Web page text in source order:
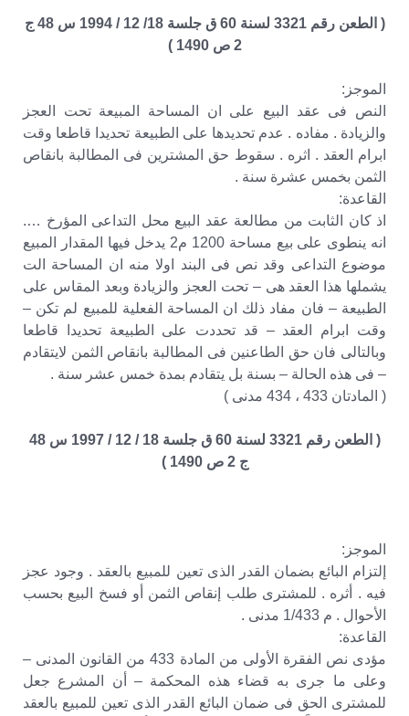
( الطعن رقم 3321 لسنة 60 ق جلسة 18/ 12 / 1994 س 48 ج
2 ص 1490 )
الموجز:
النص فى عقد البيع على ان المساحة المبيعة تحت العجز
والزيادة . مفاده . عدم تحديدها على الطبيعة تحديدا قاطعا وقت
ابرام العقد . اثره . سقوط حق المشترين فى المطالبة بانقاص
الثمن بخمس عشرة سنة .
القاعدة:
اذ كان الثابت من مطالعة عقد البيع محل التداعى المؤرخ ….
انه ينطوى على بيع مساحة 1200 م2 يدخل فيها المقدار المبيع
موضوع التداعى وقد نص فى البند اولا منه ان المساحة الت
يشملها هذا العقد هى – تحت العجز والزيادة وبعد المقاس على
الطبيعة – فان مفاد ذلك ان المساحة الفعلية للمبيع لم تكن –
وقت ابرام العقد – قد تحددت على الطبيعة تحديدا قاطعا
وبالتالى فان حق الطاعنين فى المطالبة بانقاص الثمن لايتقادم
– فى هذه الحالة – بسنة بل يتقادم بمدة خمس عشر سنة .
( المادتان 433 ، 434 مدنى )
( الطعن رقم 3321 لسنة 60 ق جلسة 18 / 12 / 1997 س 48
ج 2 ص 1490 )
الموجز:
إلتزام البائع بضمان القدر الذى تعين للمبيع بالعقد . وجود عجز
فيه . أثره . للمشترى طلب إنقاص الثمن أو فسخ البيع بحسب
الأحوال . م 1/433 مدنى .
القاعدة:
مؤدى نص الفقرة الأولى من المادة 433 من القانون المدنى –
وعلى ما جرى به قضاء هذه المحكمة – أن المشرع جعل
للمشترى الحق فى ضمان البائع القدر الذى تعين للمبيع بالعقد